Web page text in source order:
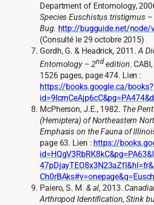
Department of Entomology,
Species Euschistus tristigmus –
Bug. http://bugguide.net/node/
(Consulté le 29 octobre 2015)
Gordh, G. & Headrick, 2011.A
Entomology – 2nd edition.
1526 pages, page 474. Lien :
https://books.google.ca/books?
McPherson, J.E., 1982. The
(Hemiptera) of Northeastern
Emphasis on the Fauna of
page 63. Lien : https://
Paiero, S. M. & al, 2013.
Arthropod Identification,Stink